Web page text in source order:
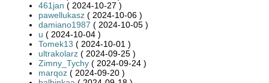
461jan ( 2024-10-27 )
pawellukasz ( 2024-10-06 )
damiano1987 ( 2024-10-05 )
u ( 2024-10-04 )
Tomek13 ( 2024-10-01 )
ultrakolarz ( 2024-09-25 )
Zimny_Tychy ( 2024-09-24 )
marqoz ( 2024-09-20 )